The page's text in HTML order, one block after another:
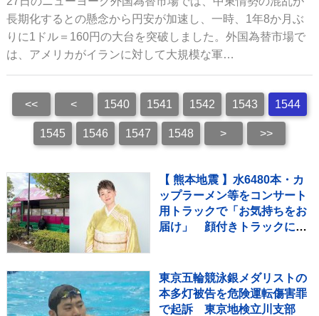
長期化するとの懸念から円安が加速し、一時、1年8か月ぶ
りに1ドル＝160円の大台を突破しました。外国為替市場で
は、アメリカがイランに対して大規模な軍…
<< < 1540 1541 1542 1543 1544
1545 1546 1547 1548 > >>
【 熊本地震 】水6480本・カ
ップラーメン等をコンサート
用トラックで「お気持ちをお
届け」 顔付きトラックにた
東京五輪競泳銀メダリストの
本多灯被告を危険運転傷害罪
で起訴 東京地検立川支部